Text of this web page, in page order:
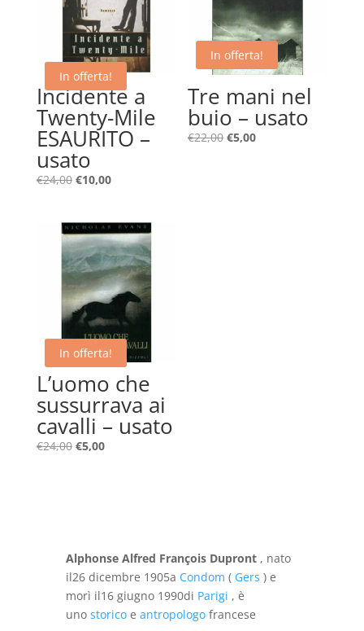
In offerta!
Incidente a
Twenty-Mile
ESAURITO –
usato
€24,00 Il
era:
€24,00.
€10,00Il
è:
€10,00.
In offerta!
Tre mani nel
buio – usato
€22,00 Il
€5,00Il
In offerta!
L’uomo che
sussurrava ai
cavalli – usato
€24,00 Il
€5,00Il
Alphonse Alfred François Dupront, nato
il26 dicembre 1905a Condom ( Gers ) e
morì il16 giugno 1990di Parigi , è
uno storicoe antropologofrancese